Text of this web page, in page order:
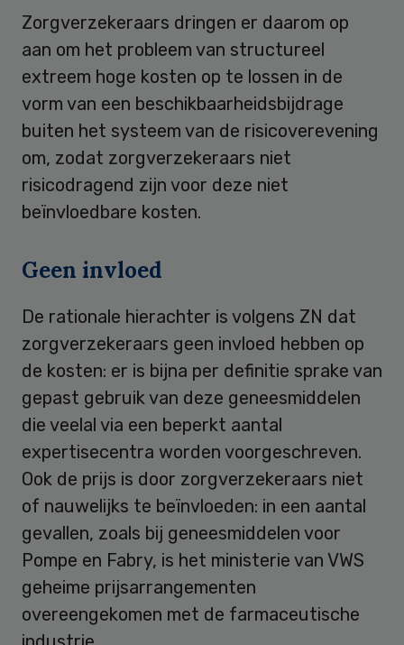
Zorgverzekeraars dringen er daarom op
aan om het probleem van structureel
extreem hoge kosten op te lossen in de
vorm van een beschikbaarheidsbijdrage
buiten het systeem van de risicoverevening
om, zodat zorgverzekeraars niet
risicodragend zijn voor deze niet
beïnvloedbare kosten.
Geen invloed
De rationale hierachter is volgens ZN dat
zorgverzekeraars geen invloed hebben op
de kosten: er is bijna per definitie sprake van
gepast gebruik van deze geneesmiddelen
die veelal via een beperkt aantal
expertisecentra worden voorgeschreven.
Ook de prijs is door zorgverzekeraars niet
of nauwelijks te beïnvloeden: in een aantal
gevallen, zoals bij geneesmiddelen voor
Pompe en Fabry, is het ministerie van VWS
geheime prijsarrangementen
overeengekomen met de farmaceutische